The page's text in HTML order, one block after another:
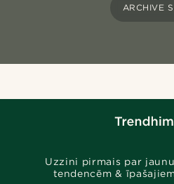
ARCHIVE
Uzzini pirmais par
tendencēm &